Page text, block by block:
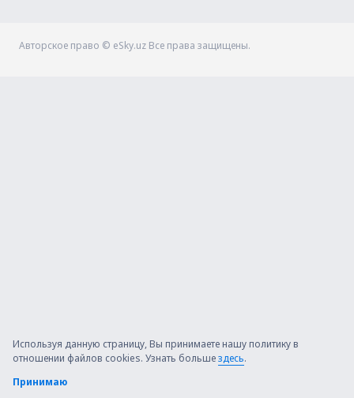
Авторское право © eSky.uz Все права защищены.
Используя данную страницу, Вы принимаете нашу политику в
отношении файлов cookies. Узнать большездесь.
Принимаю